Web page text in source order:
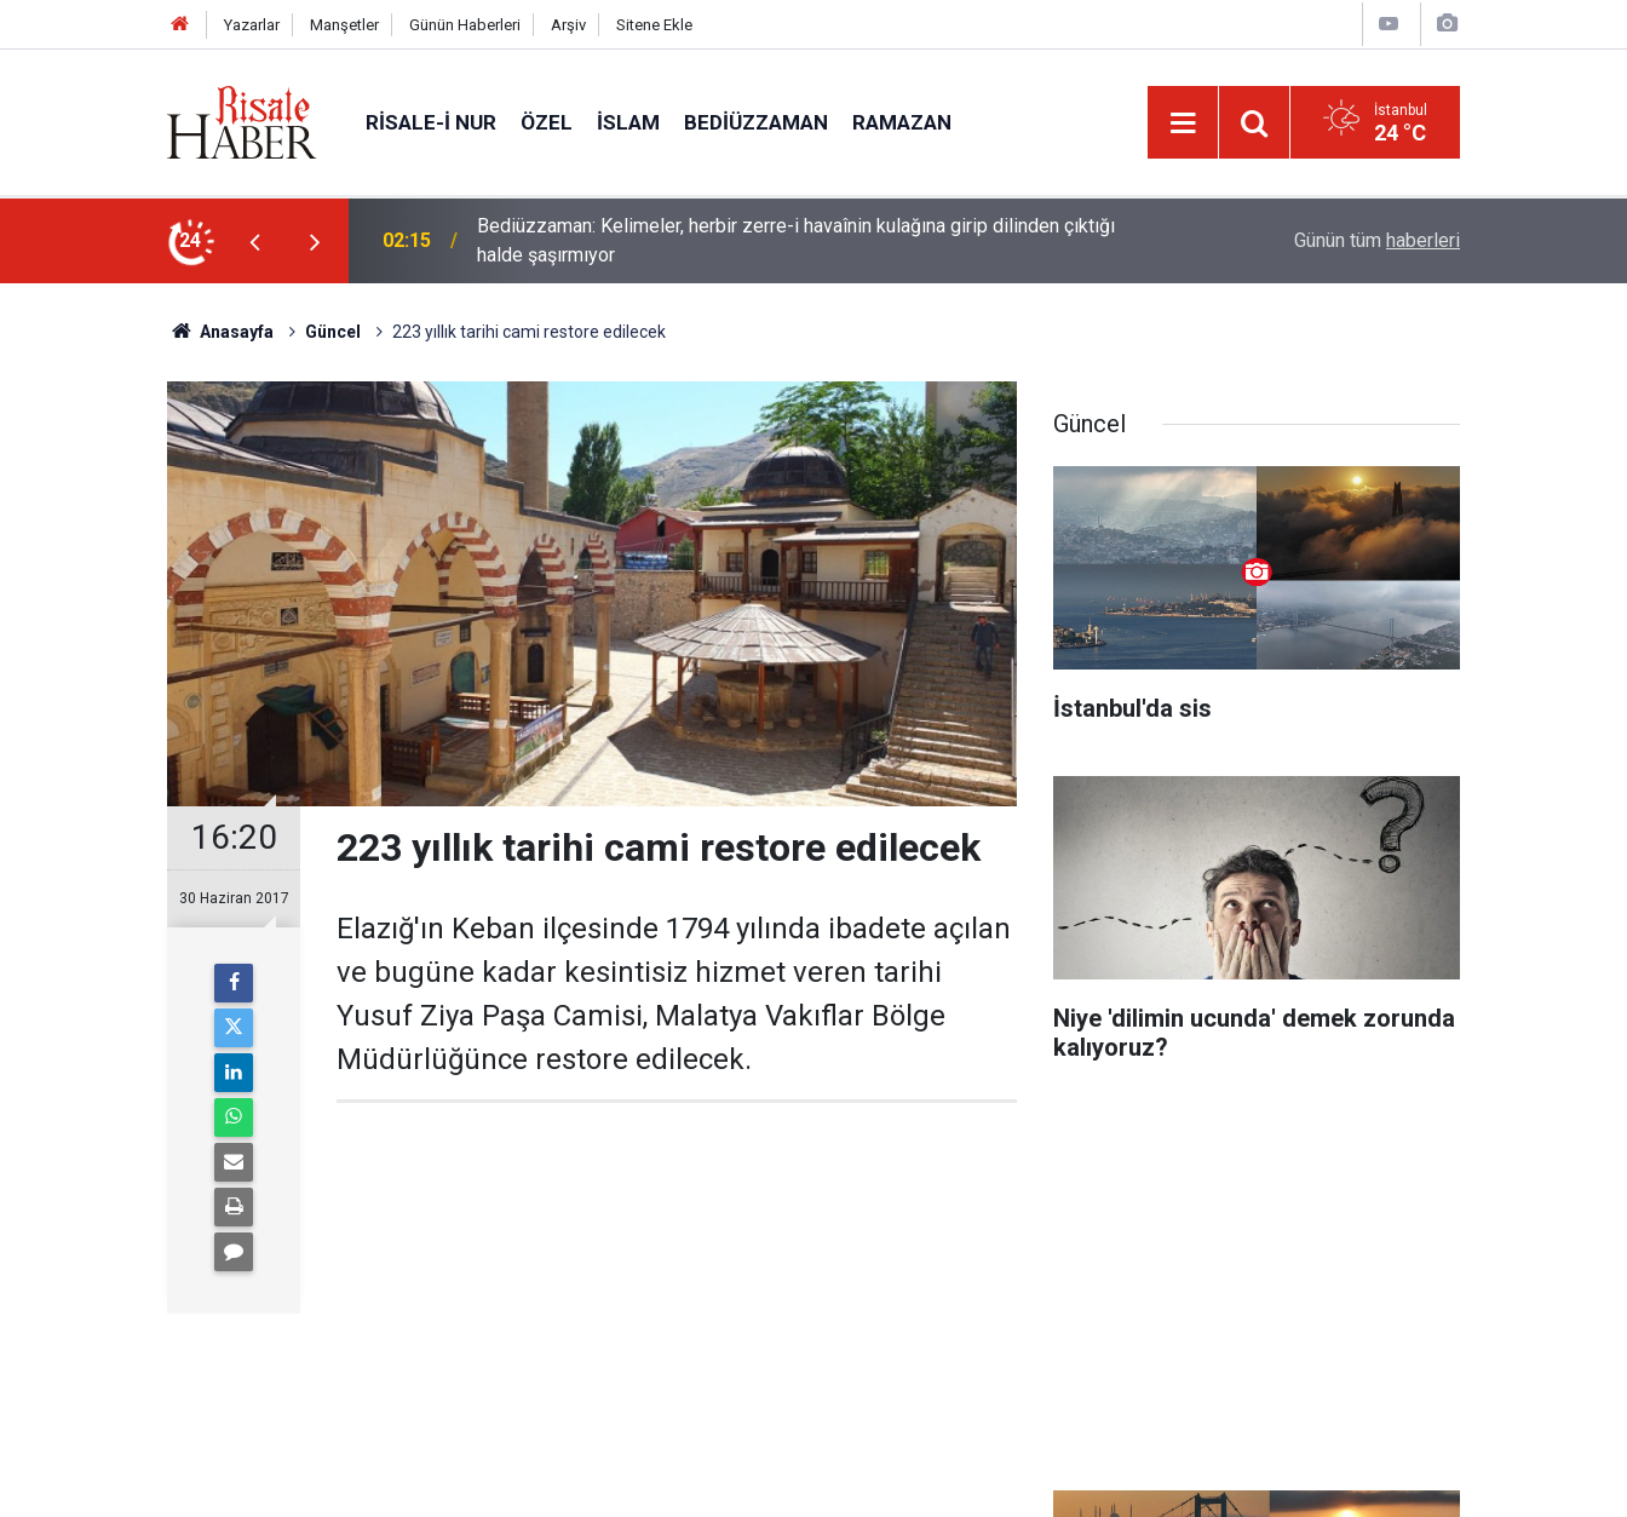
Yazarlar Manşetler Günün Haberleri Arşiv Sitene Ekle
RISALE-I NUR ÖZEL İSLAM BEDIÜZZAMAN RAMAZAN İstanbul
24 °C
24
i havaînin kulağına girip dilinden çıktığı
01:45 Müslümanlardan dilinizi çekin, onlardan biri öldüğünde de Lût kavmine âid o alt-üst olan şehirleri de
Günün tüm haberleri
Anasayfa Güncel 223 yıllık tarihi cami restore edilecek
16:20
30 Haziran 2017
223 yıllık tarihi cami restore edilecek
Elazığ'ın Keban ilçesinde 1794 yılında ibadete açılan
ve bugüne kadar kesintisiz hizmet veren tarihi
Yusuf Ziya Paşa Camisi, Malatya Vakıflar Bölge
Müdürlüğünce restore edilecek.
Güncel
İstanbul'da sis
Niye 'dilimin ucunda' demek zorunda
kalıyoruz?